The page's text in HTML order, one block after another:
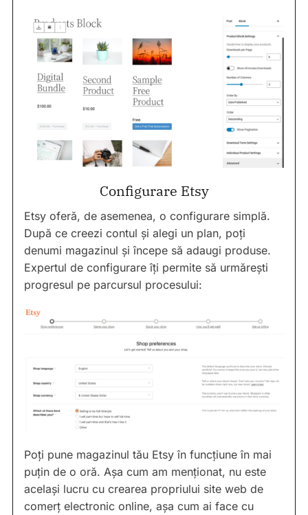
Configurare Etsy
Etsy oferă, de asemenea, o configurare simplă.
După ce creezi contul și alegi un plan, poți
denumi magazinul și începe să adaugi produse.
Expertul de configurare îți permite să urmărești
progresul pe parcursul procesului:
Poți pune magazinul tău Etsy în funcțiune în mai
puțin de o oră. Așa cum am menționat, nu este
același lucru cu crearea propriului site web de
comerț electronic online, așa cum ai face cu